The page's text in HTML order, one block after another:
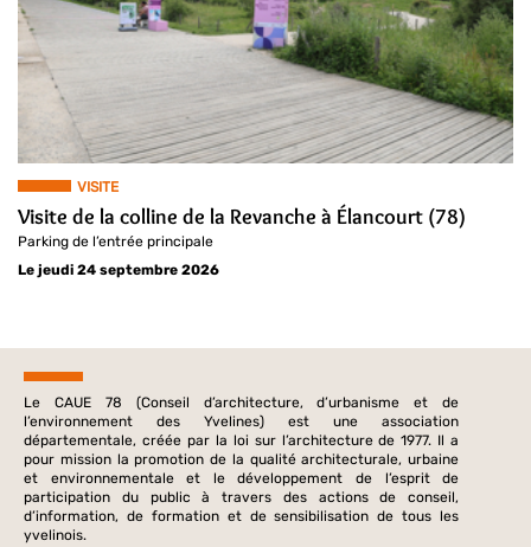
VISITE
Visite de la colline de la Revanche à Élancourt (78)
Parking de l’entrée principale
Le jeudi 24 septembre 2026
Le CAUE 78 (Conseil d’architecture, d’urbanisme et de
l’environnement des Yvelines) est une association
départementale, créée par la loi sur l’architecture de 1977. Il a
pour mission la promotion de la qualité architecturale, urbaine
et environnementale et le développement de l’esprit de
participation du public à travers des actions de conseil,
d’information, de formation et de sensibilisation de tous les
yvelinois.